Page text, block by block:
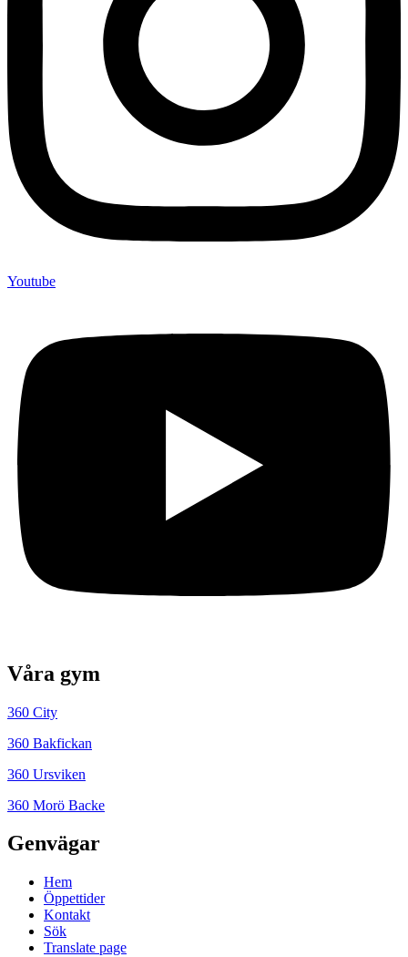
Youtube
Våra gym
360 City
360 Bakfickan
360 Ursviken
360 Morö Backe
Genvägar
Hem
Öppettider
Kontakt
Sök
Translate page